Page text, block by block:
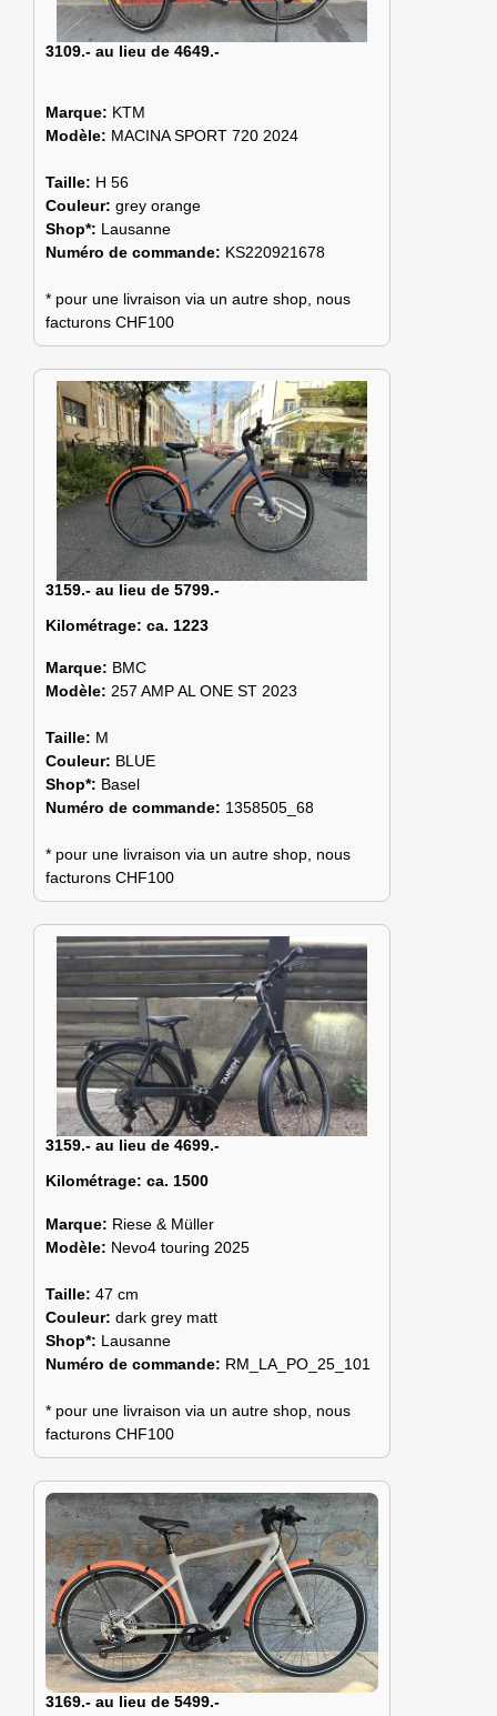
3109.- au lieu de 4649.-
Marque: KTM
Modèle: MACINA SPORT 720 2024
Taille: H 56
Couleur: grey orange
Shop*: Lausanne
Numéro de commande: KS220921678
* pour une livraison via un autre shop, nous
facturons CHF100
3159.- au lieu de 5799.-
Kilométrage: ca. 1223
Marque: BMC
Modèle: 257 AMP AL ONE ST 2023
Taille: M
Couleur: BLUE
Shop*: Basel
Numéro de commande: 1358505_68
* pour une livraison via un autre shop, nous
facturons CHF100
3159.- au lieu de 4699.-
Kilométrage: ca. 1500
Marque: Riese & Müller
Modèle: Nevo4 touring 2025
Taille: 47 cm
Couleur: dark grey matt
Shop*: Lausanne
Numéro de commande: RM_LA_PO_25_101
* pour une livraison via un autre shop, nous
facturons CHF100
3169.- au lieu de 5499.-